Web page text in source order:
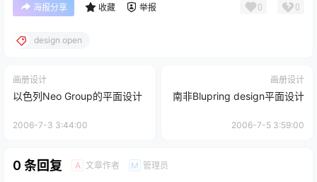
海报分享 收藏 举报 0 0
design open
画册设计
以色列Neo Group的平面设计
2006-7-3 3:44:00
画册设计
南非Blupring design平面设计
2006-7-5 3:59:00
0 条回复 A 文章作者 M 管理员